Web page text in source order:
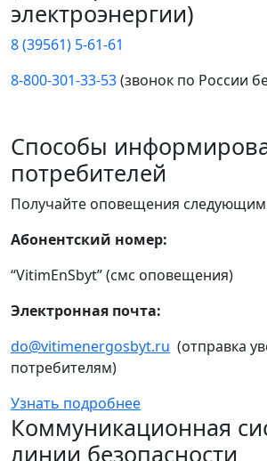
электроэнергии)
8 (39561) 5-61-61
8-800-301-33-53(звонок по России
Способы
потребителей
Получайте оповещения
Абонентский номер:
“VitimEnSbyt” (смс оповещения)
Электронная почта:
do@vitimenergosbyt.ru (отправка
потребителям)
Узнать подробнее
Коммуникационная
линии безопасности